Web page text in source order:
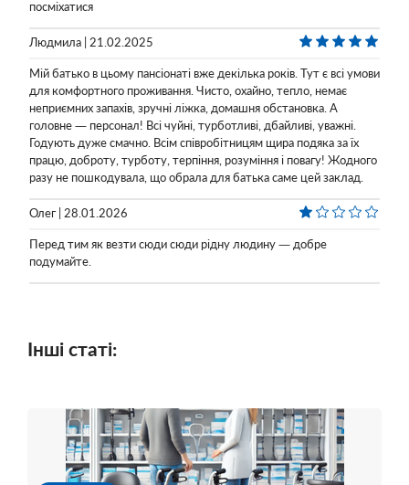
посміхатися
Людмила | 21.02.2025
Мій батько в цьому пансіонаті вже декілька років. Тут є всі умови
для комфортного проживання. Чисто, охайно, тепло, немає
неприємних запахів, зручні ліжка, домашня обстановка. А
головне — персонал! Всі чуйні, турботливі, дбайливі, уважні.
Годують дуже смачно. Всім співробітницям щира подяка за їх
працю, доброту, турботу, терпіння, розуміння і повагу! Жодного
разу не пошкодувала, що обрала для батька саме цей заклад.
Олег | 28.01.2026
Перед тим як везти сюди сюди рідну людину — добре
подумайте.
Інші статі: